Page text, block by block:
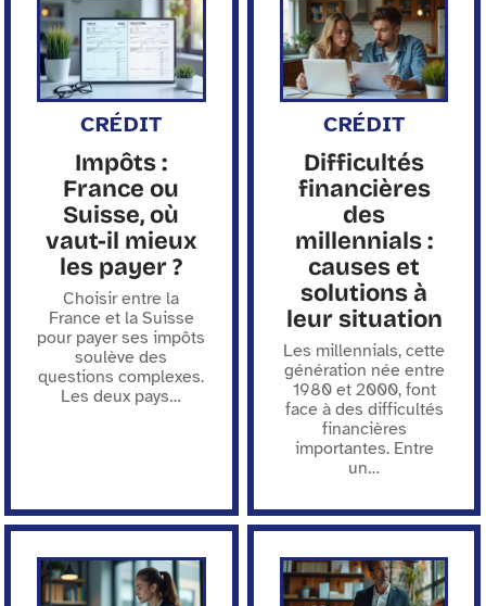
CRÉDIT
Impôts :
France ou
Suisse, où
vaut-il mieux
les payer ?
Choisir entre la
France et la Suisse
pour payer ses impôts
soulève des
questions complexes.
Les deux pays…
CRÉDIT
Difficultés
financières
des
millennials :
causes et
solutions à
leur situation
Les millennials, cette
génération née entre
1980 et 2000, font
face à des difficultés
financières
importantes. Entre
un…